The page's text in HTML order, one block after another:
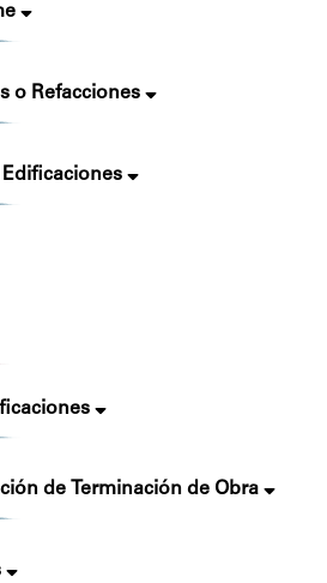
o Refacciones
de Terminación de Obra